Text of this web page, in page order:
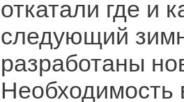
откатали где и
следующий
разработаны
Необходимость